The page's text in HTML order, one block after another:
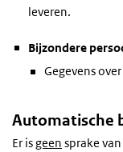
leveren.
Bijzondere
Gegevens
Automatische
Er isgeen sprake